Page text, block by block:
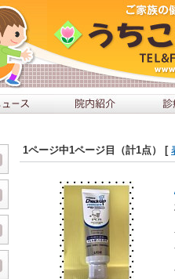
1ページ中1ページ目（計1点） [